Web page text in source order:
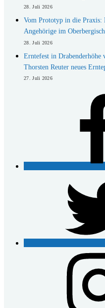
28. Juli 2026
Vom Prototyp in die Praxis:
Angehörige im
28. Juli 2026
Erntefest in Drabenderhöhe
Thorsten Reuter neues
27. Juli 2026